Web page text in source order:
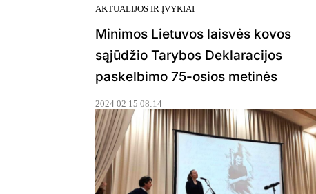
AKTUALIJOS IR ĮVYKIAI
Minimos Lietuvos laisvės kovos
sąjūdžio Tarybos Deklaracijos
paskelbimo 75-osios metinės
2024 02 15 08:14